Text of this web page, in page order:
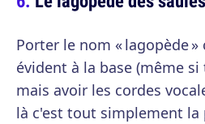
Porter le nom « lagopède
évident à la base (même si
mais avoir les cordes
là c'est tout simplement la